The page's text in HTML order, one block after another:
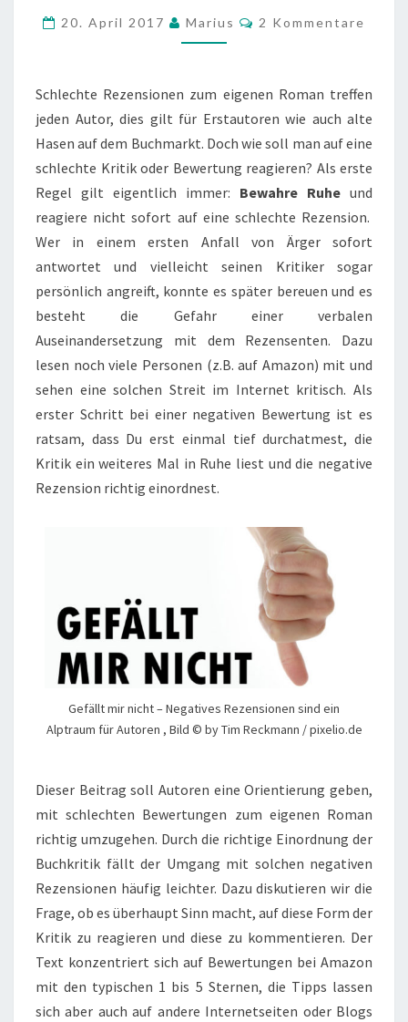
REZENSIONEN
20. April 2017 Marius Kommentare
2 Kommentare
Schlechte Rezensionen zum eigenen Roman treffen
jeden Autor, dies gilt für Erstautoren wie auch alte
Hasen auf dem Buchmarkt. Doch wie soll man auf eine
schlechte Kritik oder Bewertung reagieren? Als erste
Regel gilt eigentlich immer: Bewahre Ruhe und
reagiere nicht sofort auf eine schlechte Rezension.
Wer in einem ersten Anfall von Ärger sofort
antwortet und vielleicht seinen Kritiker sogar
persönlich angreift, konnte es später bereuen und es
besteht die Gefahr einer verbalen
Auseinandersetzung mit dem Rezensenten. Dazu
lesen noch viele Personen (z.B. auf Amazon) mit und
sehen eine solchen Streit im Internet kritisch. Als
erster Schritt bei einer negativen Bewertung ist es
ratsam, dass Du erst einmal tief durchatmest, die
Kritik ein weiteres Mal in Ruhe liest und die negative
Rezension richtig einordnest.
Gefällt mir nicht – Negatives Rezensionen sind ein
Alptraum für Autoren , Bild © by Tim Reckmann / pixelio.de
Dieser Beitrag soll Autoren eine Orientierung geben,
mit schlechten Bewertungen zum eigenen Roman
richtig umzugehen. Durch die richtige Einordnung der
Buchkritik fällt der Umgang mit solchen negativen
Rezensionen häufig leichter. Dazu diskutieren wir die
Frage, ob es überhaupt Sinn macht, auf diese Form der
Kritik zu reagieren und diese zu kommentieren. Der
Text konzentriert sich auf Bewertungen bei Amazon
mit den typischen 1 bis 5 Sternen, die Tipps lassen
sich aber auch auf andere Internetseiten oder Blogs